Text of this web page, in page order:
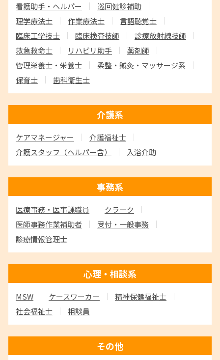
看護助手・ヘルパー
巡回健診補助
理学療法士
作業療法士
言語聴覚士
臨床工学技士
臨床検査技師
診療放射線技師
救急救命士
リハビリ助手
薬剤師
管理栄養士・栄養士
柔整・鍼灸・マッサージ系
保育士
歯科衛生士
介護系
ケアマネージャー
介護福祉士
介護スタッフ （ヘルパー含） 入浴介助
事務系
医療事務・医事課職員
クラーク
医師事務作業補助者
受付・一般事務
診療情報管理士
心理・相談系
MSW ケースワーカー
精神保健福祉士
社会福祉士
相談員
その他